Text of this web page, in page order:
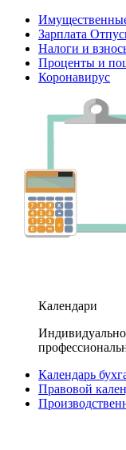
Зарплата
Налоги и
Проценты и
Коронавирус
Календари
Календарь
Правовой